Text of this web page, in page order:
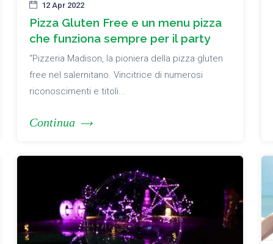
12 Apr 2022
Pizza Gluten Free e un menu pizza
che funziona sempre per il party
“Pizzeria Madison, la pioniera della pizza gluten
free nel salernitano. Vincitrice di numerosi
riconoscimenti e titoli...
Continua